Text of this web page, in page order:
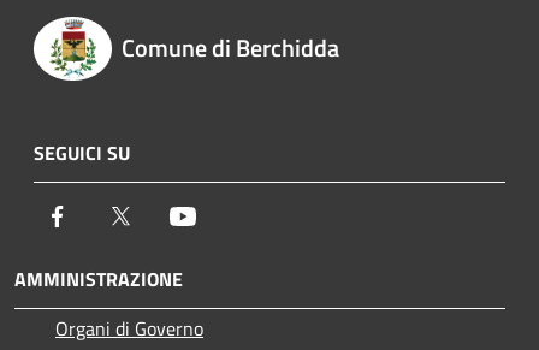
Comune di Berchidda
SEGUICI SU
Facebook Twitter
AMMINISTRAZIONE
Organi di Governo